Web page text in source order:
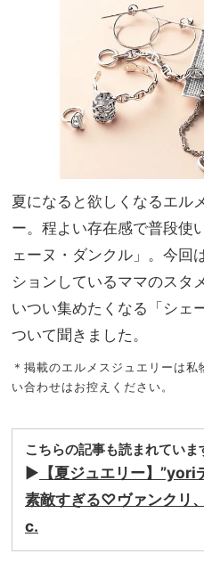
家族
旅】
を
夏になると欲しくなるエル
ー。程よい存在感で普段使
ェーヌ・ダンクル」。今回
ションしているママのスタ
いつい集めたくなる「シェ
ついて聞きました。
＊掲載のエルメスジュエリーは
い合わせはお控えください。
こちらの記事も読まれていま
▶︎ 【夏ジュエリー】
素敵すぎる♡ヴァンクリ
c.